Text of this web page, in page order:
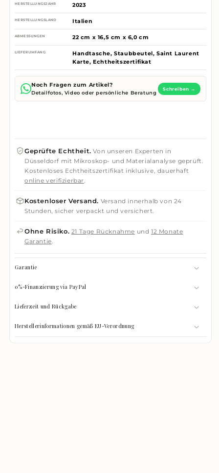
HERSTELLUNGSJAHR 2023
HERSTELLUNGSLAND Italien
ABMESSUNGEN 22 cm x 16,5 cm x 6,0 cm
LIEFERUMFANG
Handtasche, Staubbeutel, Saint Laurent
Karte, Echtheitszertifikat
Noch Fragen zum Artikel?
Detailfotos, Video oder persönliche Beratung
Schreiben →
Geprüfte Echtheit. Von unseren Experten in
Düsseldorf mit Mikroskop- und Materialanalyse geprüft.
Kostenloses Echtheitszertifikat inklusive, dauerhaft
online verifizierbar.
Kostenloser Versand. Versand innerhalb von 24
Stunden, sicher verpackt und versichert.
Ohne Risiko. 21 Tage Rücknahme und12 Monate
Garantie.
Garantie
0%-Finanzierung via PayPal
Lieferzeit und Rückgabe
Herstellerinformationen gemäß EU-Verordnung